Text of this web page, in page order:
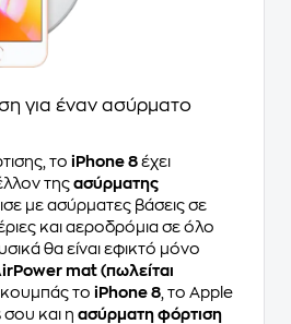
για έναν ασύρματο
το iPhone 8 έχει
της ασύρματης
με ασύρματες βάσεις σε
και αεροδρόμια σε όλο
θα είναι εφικτό μόνο
mat (πωλείται
το iPhone 8 , το Apple
και η ασύρματη φόρτιση